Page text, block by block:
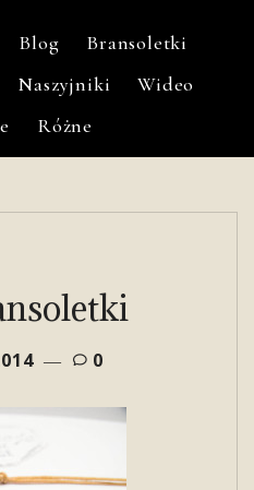
Blog
Bransoletki
Naszyjniki
Wideo
Różne
0